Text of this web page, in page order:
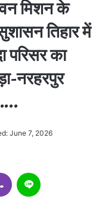
मिशन के
तिहार में
परिसर का
नरहरपुर
June 7, 2026
Viber